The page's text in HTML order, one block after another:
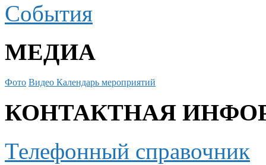
События
МЕДИА
Фото Видео Календарь мероприятий
КОНТАКТНАЯ
Телефонный справочник